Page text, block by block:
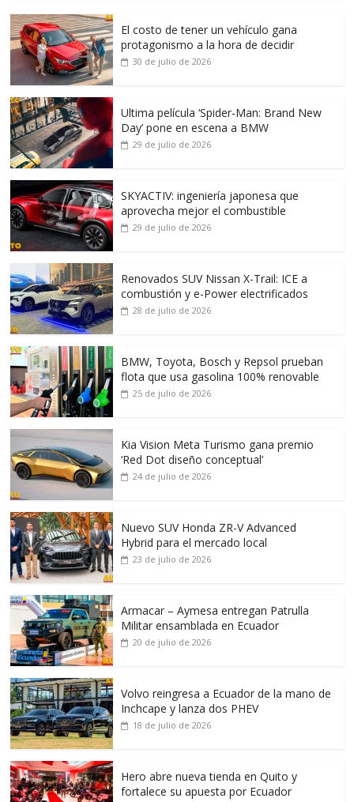
El costo de tener un vehículo gana
protagonismo a la hora de decidir
30 de julio de 2026
Ultima película ‘Spider‑Man: Brand New
Day’ pone en escena a BMW
29 de julio de 2026
SKYACTIV: ingeniería japonesa que
aprovecha mejor el combustible
29 de julio de 2026
Renovados SUV Nissan X-Trail: ICE a
combustión y e-Power electrificados
28 de julio de 2026
BMW, Toyota, Bosch y Repsol prueban
flota que usa gasolina 100% renovable
25 de julio de 2026
Kia Vision Meta Turismo gana premio
‘Red Dot diseño conceptual’
24 de julio de 2026
Nuevo SUV Honda ZR-V Advanced
Hybrid para el mercado local
23 de julio de 2026
Armacar – Aymesa entregan Patrulla
Militar ensamblada en Ecuador
20 de julio de 2026
Volvo reingresa a Ecuador de la mano de
Inchcape y lanza dos PHEV
18 de julio de 2026
Hero abre nueva tienda en Quito y
fortalece su apuesta por Ecuador